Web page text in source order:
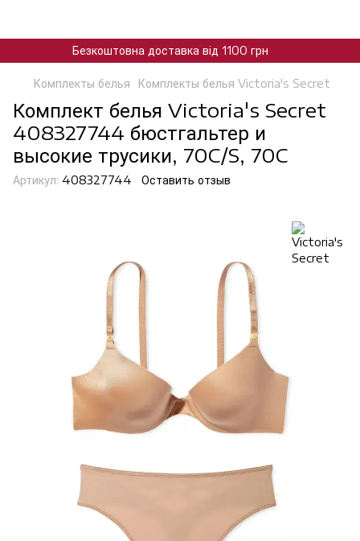
Безкоштовна доставка від 1100 грн
Комплекты белья Комплекты белья Victoria's Secret
Комплект белья Victoria's Secret
408327744 бюстгальтер и
высокие трусики, 70C/S, 70C
Артикул: 408327744 Оставить отзыв